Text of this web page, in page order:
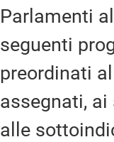
Parlamenti
seguenti
preordinati
assegnati,
alle